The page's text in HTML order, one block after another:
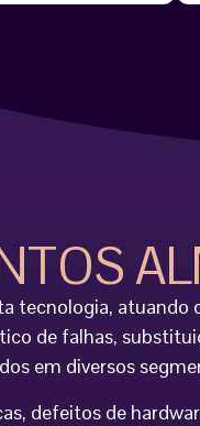
tecnologia,
de falhas,
em diversos
defeitos de